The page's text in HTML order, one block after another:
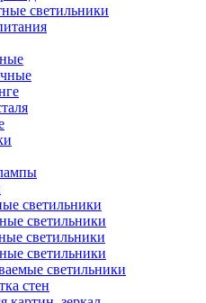
светильники
светильники
светильники
светильники
светильники
светильники
стен